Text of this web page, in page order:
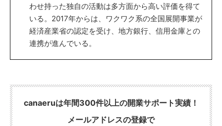
わせ持った独自の活動は多方面から高い評価を得て
いる。2017年からは、ワクワク系の全国展開事業が
経済産業省の認定を受け、地方銀行、信用金庫との
連携が進んでいる。
canaeruは年間300件以上の開業サポート実績！
メールアドレスの登録で